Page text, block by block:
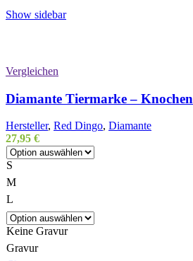
Show sidebar
Vergleichen
Diamante Tiermarke – Knochen
Hersteller, Red Dingo, Diamante
27,95 €
S
M
L
Keine Gravur
Gravur